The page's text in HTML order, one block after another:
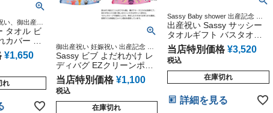
、御出産祝
返しギフトプ
タオル ビ
カバー 男
トセット
¥1,650
れ
御出産祝い 妊娠祝い 出産記念 ベ
ビーグッズ 赤ちゃん 誕生日 乳児
幼児 新生児 知育 遊具
Sassy ビブ よだれかけ レ
ディバグ EZクリーンポケ
ット・ビブ レディバグ お
食事エプロン
当店特別価格 ¥1,100
税込
在庫切れ
Sassy Baby shower 出産記念 出
産グッズ マタニティ 妊婦ママ 御
出産祝い 妊娠祝い 誕生日祝い ハ
ーフバースデー
出産祝い Sassy サッシー
タオルギフト バスタオル
ウォッシュタオル ミニタ
オル 名入れ 刺繍 出産祝い
プレゼント サッシー ギフ
トセット インスタ
当店特別価格 ¥3,520
税込
在庫切れ
詳細を見る